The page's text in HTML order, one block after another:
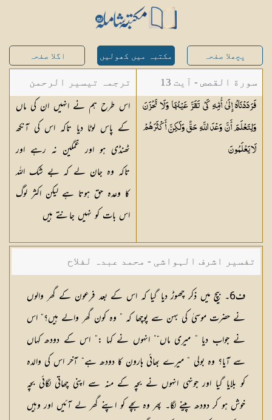
پچھلا صفحہ مکتبہ میں کھولیں اگلا صفحہ
سورة القصص - آیت 13
فَرَدَدْنَاهُ إِلَىٰ أُمِّهِ كَيْ تَقَرَّ عَيْنُهَا وَلَا تَحْزَنَ
وَلِتَعْلَمَ أَنَّ وَعْدَ اللَّهِ حَقٌّ وَلَٰكِنَّ أَكْثَرَهُمْ
لَايَعْلَمُونَ
ترجمہ تیسیر الرحمن
لبیان القرآن - محمد
لقمان سلفی
اس طرح ہم نے انہیں ان کی ماں
کے پاس لوٹا دیا تاکہ اس کی آنکھ
ٹھنڈی ہو اور غمگین نہ رہے اور
تاکہ وہ جان لے کہ بے شک اللہ
کا وعدہ حق ہوتا ہے لیکن اکثر لوگ
اس بات کو نہیں جانتے ہیں
تفسیر اشرف الہواشی - محمد عبدہ لفلاح
ف6۔ بیچ میں ذکر چھوڑ دیا گیا کہ اس کے بعد فرعون کے گھر والوں
نے حضرت موسیٰ کی بہن سے پوچھا کہ ” وہ کون گھر والے ہیں؟“ اس
نے جواب دیا ” میری ماں“” انہوں نے کہا :” اس کے دودھ کہاں
سے آیا؟ وہ بولی ” میرے بھائی ہارون کا دودھ ہے“ آخر اس کی والدہ
کو بلایا گیا اور جونہی انہوں نے بچہ کے منہ سے اپنی چھاتی لگائی بچہ
خوش ہو کر دودھ پینے لگا۔ پھر وہ بچے کو اپنے گھر لے آئیں اور وہیں